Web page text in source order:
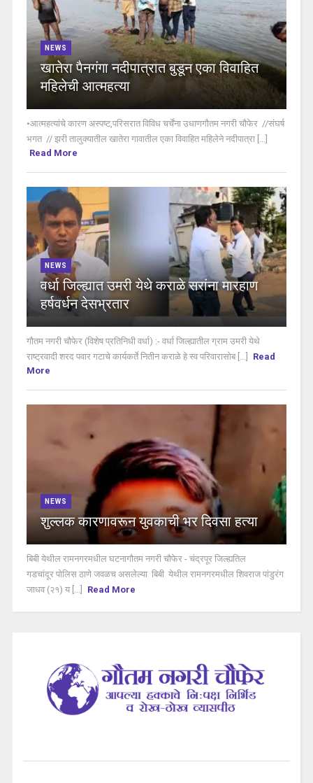
NEWS
खातेरा पैनगंगा नदीपात्रात बुडून एका विवाहित
महिलेची आत्महत्या
•आत्महत्यांचे कारण अस्पष्ट,परिसरात विविध चर्चेंना उधाणगौतम नगरी चौफेर //संघर्ष
भगत // झरी तालुक्यातील खातेरा गावातील एका विवाहित महिलेने नदीपात्रा [...]
Read More
NEWS
वर्धा जिल्ह्यात उमरी येथे कराळे सरांना मारहाण
हर्षवर्धन देसभ्रतार
गौतम नगरी चौफेर (विशेष प्रतिनिधी वर्धा) :- वर्धा जिल्ह्यातील ग्राम उमरी येथे
राष्ट्रवादी शरद पवार गटाचे कार्यकर्ते नितीन कराळे हे स्व परिवारासोब [...]
Read
More
NEWS
शुल्लक कारणावरून युवकाची भर दिवसा हत्या
बिबी येथील रामनगरमधील घटनागौतम नगरी चौफेर - चंद्रपूर जिल्ह्यतिल
गडचांदूर पोलिस ठाणे जवळच असलेल्या बिबी येथील रामनगरमधील शिवराज पांडुरंग
जाधव (२१) य [...]
Read More